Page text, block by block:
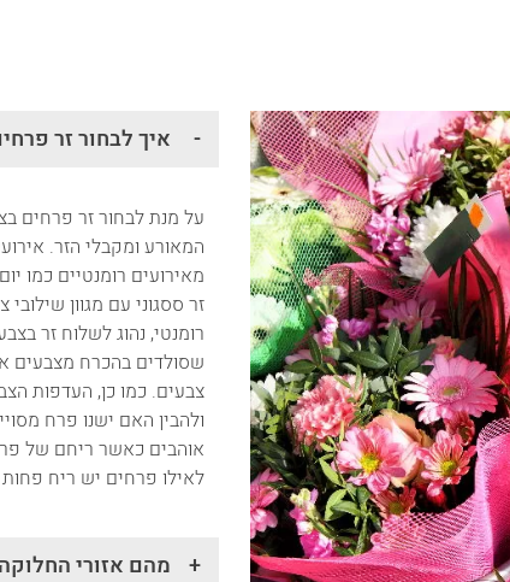
איך לבחור זר
על מנת לבחור זר פרחים
המאורע ומקבלי הזר.
מאירועים רומנטיים כמו
זר ססגוני עם מגוון
רומנטי, נהוג לשלוח זר
שסולדים בהכרח מצבעים
צבעים. כמו כן, העדפות
ולהבין האם ישנו פרח
אוהבים כאשר ריחם של
לאילו פרחים יש ריח פחות
מהם אזורי